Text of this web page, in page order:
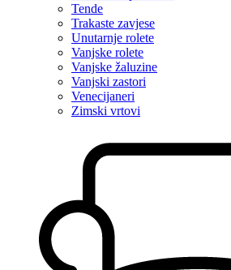
Tende
Trakaste zavjese
Unutarnje rolete
Vanjske rolete
Vanjske žaluzine
Vanjski zastori
Venecijaneri
Zimski vrtovi